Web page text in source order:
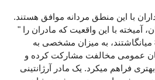
با این منطق مردانه موافق هستند.
آمیخته با این واقعیت که مادران را "
بلحاظ سیاسی در سایه"84 میانگاشتند، به میزان مشخصی به
بیان عمومی مخالفت مشارکت کرده و
فراهم میکرد. یک مادر آرژانتینی